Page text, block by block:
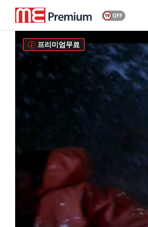
프리미엄무료